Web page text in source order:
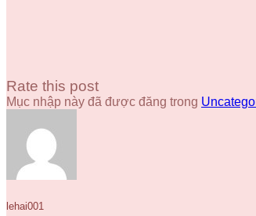
Rate this post
Mục nhập này đã được đăng trong
lehai001